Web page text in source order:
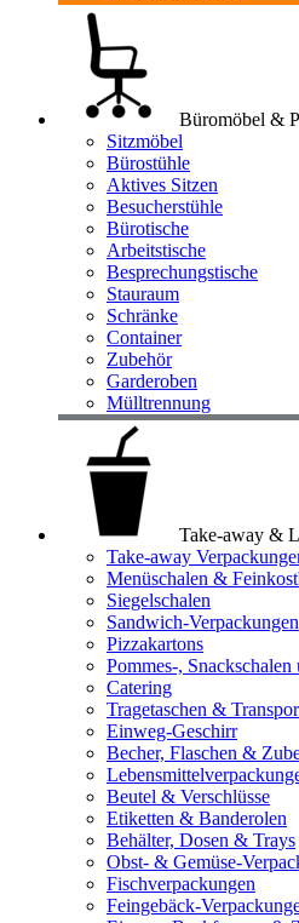
Büromöbel &
Sitzmöbel
Bürostühle
Aktives Sitzen
Besucherstühle
Bürotische
Arbeitstische
Besprechungstische
Stauraum
Schränke
Container
Zubehör
Garderoben
Mülltrennung
Take-away &
Take-away
Menüschalen &
Siegelschalen
Sandwich-Verpackungen
Pizzakartons
Pommes-, Snackschalen
Catering
Tragetaschen &
Einweg-Geschirr
Becher, Flaschen &
Beutel & Verschlüsse
Etiketten & Banderolen
Behälter, Dosen & Trays
Obst- & Gemüse-
Fischverpackungen
Feingebäck-